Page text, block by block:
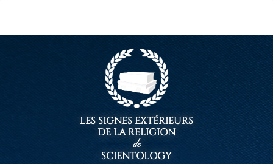
LES SIGNES EXTÉRIEURS
DE LA RELIGION
de
SCIENTOLOGY